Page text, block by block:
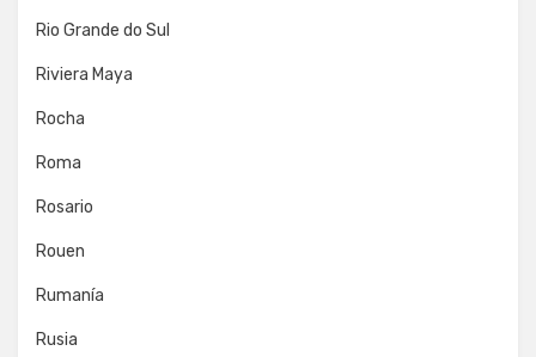
Rio Grande do Sul
Riviera Maya
Rocha
Roma
Rosario
Rouen
Rumanía
Rusia